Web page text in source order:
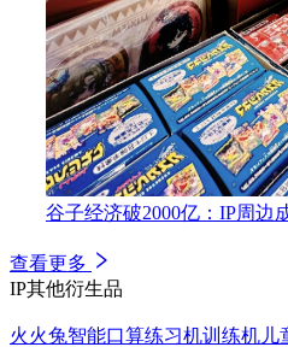
谷子经济破2000亿：IP周边
查看更多
IP其他衍生品
火火兔智能口算练习机训练机